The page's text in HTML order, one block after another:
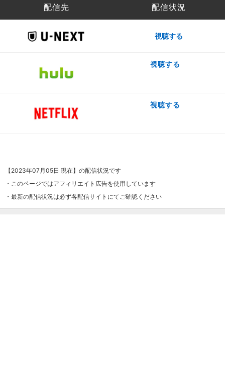
配信先 配信状況
視聴する
視聴する
視聴する
【2023年07月05日 現在】の配信状況です
・このページではアフィリエイト広告を使用しています
・最新の配信状況は必ず各配信サイトにてご確認ください